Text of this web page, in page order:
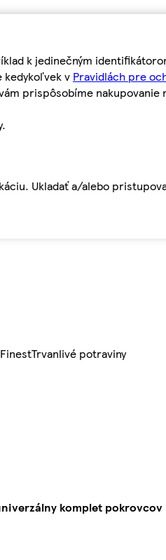
k jedinečným
kedykoľvek v Pravidlách pre
prispôsobíme nakupovanie
Ukladať a/alebo
Trvanlivé potraviny
komplet pokrovcov